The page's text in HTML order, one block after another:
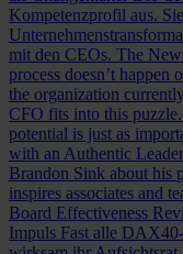
Kompetenzprofil aus.
mit den CEOs. The
process doesn’t happen
the organization
CFO fits into this
potential is just as
with an Authentic Leader
Brandon Sink about his
inspires associates and
Board Effectiveness
Impuls Fast alle